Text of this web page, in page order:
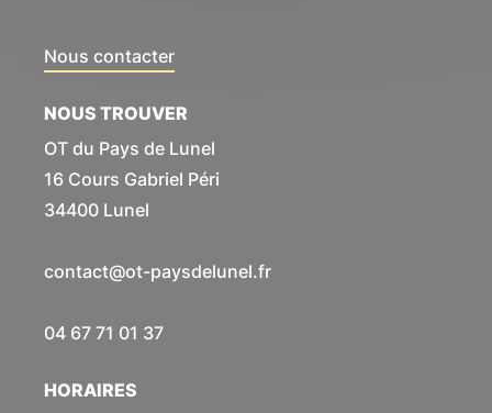
Nous contacter
NOUS TROUVER
OT du Pays de Lunel
16 Cours Gabriel Péri
34400 Lunel
contact@ot-paysdelunel.fr
04 67 71 01 37
HORAIRES